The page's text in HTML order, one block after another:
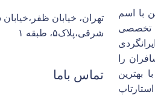
با اسم
تورهای تخصصی
را
بهترین
تهران، خیابان
شرقی،پلاک۵، طبقه ۱
تماس باما